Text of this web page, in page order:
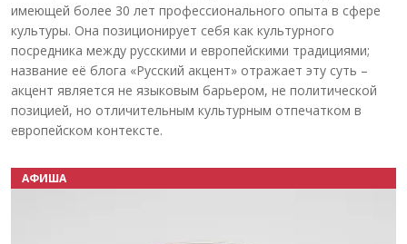
имеющей более 30 лет профессионального опыта в сфере
культуры. Она позиционирует себя как культурного
посредника между русскими и европейскими традициями;
название её блога «Русский акцент» отражает эту суть –
акцент является не языковым барьером, не политической
позицией, но отличительным культурным отпечатком в
европейском контексте.
АФИША